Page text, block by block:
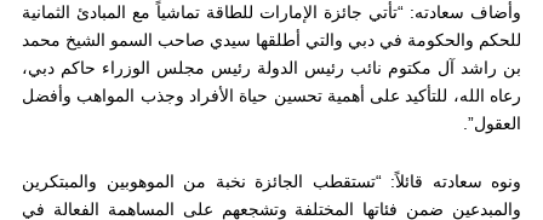
وأضاف سعادته: “تأتي جائزة الإمارات للطاقة تماشياً مع المبادئ الثمانية
للحكم والحكومة في دبي والتي أطلقها سيدي صاحب السمو الشيخ محمد
بن راشد آل مكتوم نائب رئيس الدولة رئيس مجلس الوزراء حاكم دبي،
رعاه الله، للتأكيد على أهمية تحسين حياة الأفراد وجذب المواهب وأفضل
العقول”.
ونوه سعادته قائلاً: “تستقطب الجائزة نخبة من الموهوبين والمبتكرين
والمبدعين ضمن فئاتها المختلفة وتشجعهم على المساهمة الفعالة في